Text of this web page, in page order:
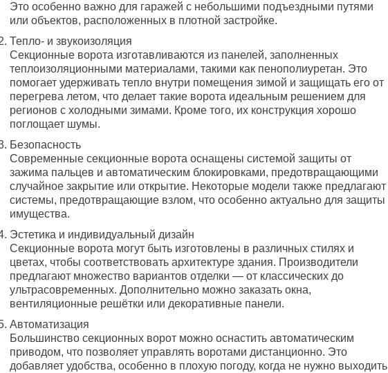
Это особенно важно для гаражей с небольшими подъездными путями
или объектов, расположенных в плотной застройке.
Тепло- и звукоизоляция
Секционные ворота изготавливаются из панелей, заполненных
теплоизоляционными материалами, такими как пенополиуретан. Это
помогает удерживать тепло внутри помещения зимой и защищать его от
перегрева летом, что делает такие ворота идеальным решением для
регионов с холодными зимами. Кроме того, их конструкция хорошо
поглощает шумы.
Безопасность
Современные секционные ворота оснащены системой защиты от
зажима пальцев и автоматическим блокировками, предотвращающими
случайное закрытие или открытие. Некоторые модели также предлагают
системы, предотвращающие взлом, что особенно актуально для защиты
имущества.
Эстетика и индивидуальный дизайн
Секционные ворота могут быть изготовлены в различных стилях и
цветах, чтобы соответствовать архитектуре здания. Производители
предлагают множество вариантов отделки — от классических до
ультрасовременных. Дополнительно можно заказать окна,
вентиляционные решётки или декоративные панели.
Автоматизация
Большинство секционных ворот можно оснастить автоматическим
приводом, что позволяет управлять воротами дистанционно. Это
добавляет удобства, особенно в плохую погоду, когда не нужно выходить